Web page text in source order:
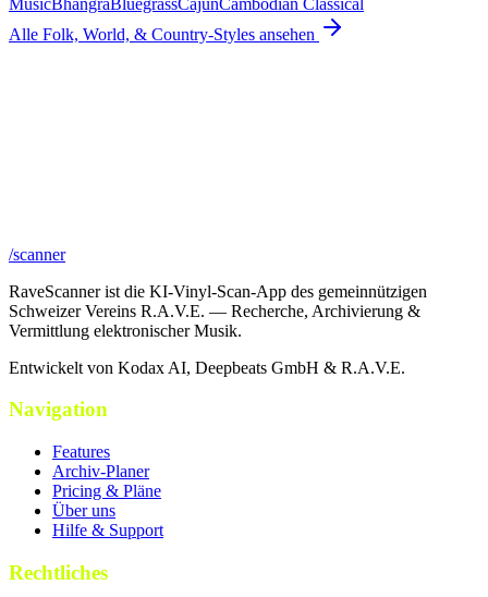
Alle Folk, World, & Country-Styles ansehen
/scanner
RaveScanner ist die KI-Vinyl-Scan-App des gemeinnützigen
Schweizer Vereins R.A.V.E. — Recherche, Archivierung &
Vermittlung elektronischer Musik.
Entwickelt von Kodax AI, Deepbeats GmbH & R.A.V.E.
Navigation
Features
Archiv-Planer
Pricing & Pläne
Über uns
Hilfe & Support
Rechtliches